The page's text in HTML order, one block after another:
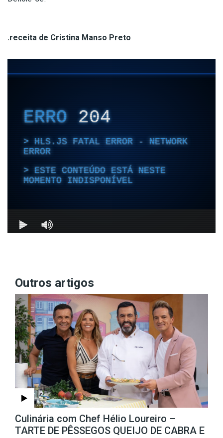
.receita de Cristina Manso Preto
Outros artigos
Culinária com Chef Hélio Loureiro –
TARTE DE PÊSSEGOS QUEIJO DE CABRA E